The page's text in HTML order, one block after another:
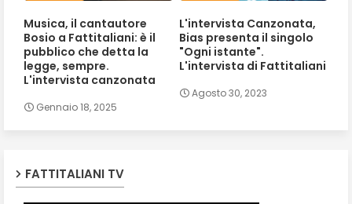
Musica, il cantautore
Bosio a Fattitaliani: è il
pubblico che detta la
legge, sempre.
L'intervista canzonata
Gennaio 18, 2025
L'intervista Canzonata,
Bias presenta il singolo
"Ogni istante".
L'intervista di Fattitaliani
Agosto 30, 2023
FATTITALIANI TV